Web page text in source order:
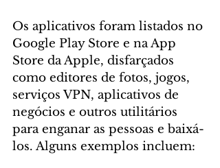
Os aplicativos foram listados no
Google Play Store e na App
Store da Apple, disfarçados
como editores de fotos, jogos,
serviços VPN, aplicativos de
negócios e outros utilitários
para enganar as pessoas e baixá-
los. Alguns exemplos incluem: